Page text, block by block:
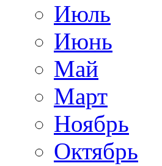
Июль
Июнь
Май
Март
Ноябрь
Октябрь